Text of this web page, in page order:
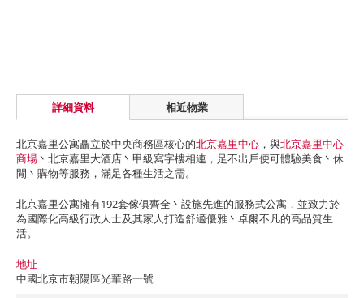
詳細資料 相近物業
北京嘉里公寓矗立於中央商務區核心的北京嘉里中心 ，與北京嘉里中心
商場丶北京嘉里大酒店丶甲級寫字樓相連，足不出戶便可體驗美食丶休
閒丶購物等服務，滿足各種生活之需。
北京嘉里公寓擁有192套傢俱齊全丶設施先進的服務式公寓，並致力於
為國際化高級行政人士及其家人打造舒適優雅丶卓爾不凡的高品質生
活。
地址
中國北京市朝陽區光華路一號